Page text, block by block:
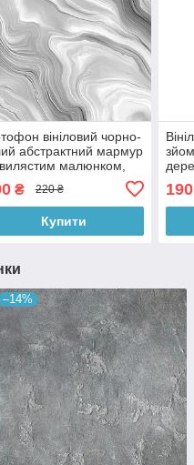
вініловий чорно-
абстрактний мармур
малюнком,
для зйомки 60x60 см,
₴ 220 ₴
Купити
190
–14%